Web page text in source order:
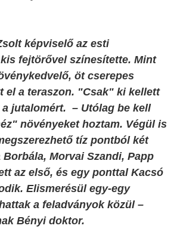
képviselő az esti
fejtörővel színesítette. Mint
öt cserepes
el a teraszon. "Csak" ki kellett
a jutalomért. – Utólag be kell
növényeket hoztam. Végül is
tíz pontból két
Morvai Szandi, Papp
az első, és egy ponttal Kacsó
Elismerésül egy-egy
a feladványok közül –
Bényi doktor.